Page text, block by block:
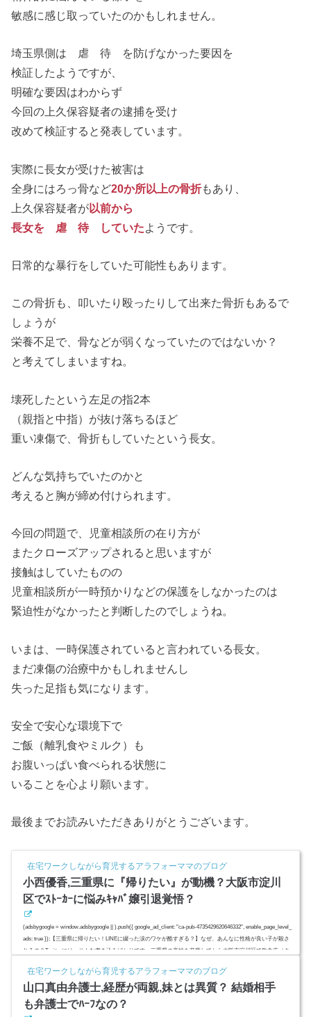
敏感に感じ取っていたのかもしれません。
埼玉県側は 虐 待 を防げなかった要因を
検証したようですが、
明確な要因はわからず
今回の上久保容疑者の逮捕を受け
改めて検証すると発表しています。
実際に長女が受けた被害は
全身にはろっ骨など20か所以上の骨折もあり、
上久保容疑者が以前から
長女を 虐 待 していた ようです。
日常的な暴行をしていた可能性もあります。
この骨折も、叩いたり殴ったりして出来た骨折もあるで
しょうが
栄養不足で、骨などが弱くなっていたのではないか？
と考えてしまいますね。
壊死したという左足の指2本
（親指と中指）が抜け落ちるほど
重い凍傷で、骨折もしていたという長女。
どんな気持ちでいたのかと
考えると胸が締め付けられます。
今回の問題で、児童相談所の在り方が
またクローズアップされると思いますが
接触はしていたものの
児童相談所が一時預かりなどの保護をしなかったのは
緊迫性がなかったと判断したのでしょうね。
いまは、一時保護されていると言われている長女。
まだ凍傷の治療中かもしれませんし
失った足指も気になります。
安全で安心な環境下で
ご飯（離乳食やミルク）も
お腹いっぱい食べられる状態に
いることを心より願います。
最後までお読みいただきありがとうございます。
在宅ワークしながら育児するアラフォーママのブログ
小西優香,三重県に『帰りたい』が動機？大阪市淀川
区でｽﾄｰｶｰに悩みｷｬﾊﾞ嬢引退覚悟？
(adsbygoogle = window.adsbygoogle || ).push({ google_ad_client: "ca-pub-4735429620646332", enable_page_level_
ads: true });【三重県に帰りたい！LINEに綴った涙のワケが酷すぎる？】なぜ、あんなに性格が良い子が殺さ
れるの？Twitterには、そんな書き込みばかりです。三重県の高校を卒業してから大阪市淀川区で飲食店（キ
トーカー被害に悩んでおり店を辞め、地元三重県に戻りたがって...
在宅ワークしながら育児するアラフォーママのブログ
山口真由弁護士,経歴が両親,妹とは異質？ 結婚相手
も弁護士でﾊｰﾌなの？